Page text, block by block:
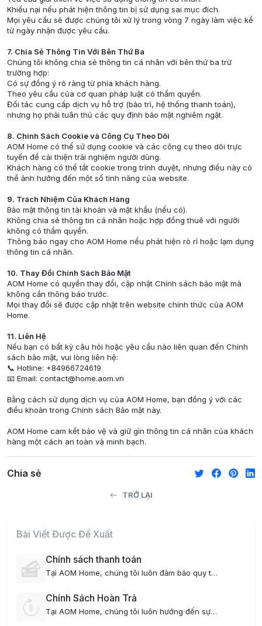
Khiếu nại nếu phát hiện thông tin bị sử dụng sai mục đích.
Mọi yêu cầu sẽ được chúng tôi xử lý trong vòng 7 ngày làm việc kể
từ ngày nhận được yêu cầu.
7. Chia Sẻ Thông Tin Với Bên Thứ Ba
Chúng tôi không chia sẻ thông tin cá nhân với bên thứ ba trừ
trường hợp:
Có sự đồng ý rõ ràng từ phía khách hàng.
Theo yêu cầu của cơ quan pháp luật có thẩm quyền.
Đối tác cung cấp dịch vụ hỗ trợ (bảo trì, hệ thống thanh toán),
nhưng họ phải tuân thủ các quy định bảo mật nghiêm ngặt.
8. Chính Sách Cookie và Công Cụ Theo Dõi
AOM Home có thể sử dụng cookie và các công cụ theo dõi trực
tuyến để cải thiện trải nghiệm người dùng.
Khách hàng có thể tắt cookie trong trình duyệt, nhưng điều này có
thể ảnh hưởng đến một số tính năng của website.
9. Trách Nhiệm Của Khách Hàng
Bảo mật thông tin tài khoản và mật khẩu (nếu có).
Không chia sẻ thông tin cá nhân hoặc hợp đồng thuê với người
không có thẩm quyền.
Thông báo ngay cho AOM Home nếu phát hiện rò rỉ hoặc lạm dụng
thông tin cá nhân.
10. Thay Đổi Chính Sách Bảo Mật
AOM Home có quyền thay đổi, cập nhật Chính sách bảo mật mà
không cần thông báo trước.
Mọi thay đổi sẽ được cập nhật trên website chính thức của AOM
Home.
11. Liên Hệ
Nếu bạn có bất kỳ câu hỏi hoặc yêu cầu nào liên quan đến Chính
sách bảo mật, vui lòng liên hệ:
📞 Hotline: +84966724619
📧 Email: contact@home.aom.vn
Bằng cách sử dụng dịch vụ của AOM Home, bạn đồng ý với các
điều khoản trong Chính sách Bảo mật này.
AOM Home cam kết bảo vệ và giữ gìn thông tin cá nhân của khách
hàng một cách an toàn và minh bạch.
Chia sẻ
TRỞ LẠI
Bài Viết Được Đề Xuất
Chính sách thanh toán
Tại AOM Home, chúng tôi luôn đảm bảo quy trình thanh toán minh bạch, linh hoạt và thuận tiện cho tất cả khách hàng. Dưới đây là chi tiết chính sách thanh toán áp dụng cho dịch vụ thuê căn hộ của chúng tôi:
Chính Sách Hoàn Trả
Tại AOM Home, chúng tôi luôn hướng đến sự minh bạch và công bằng trong mọi chính sách, bao gồm cả chính sách hoàn trả tiền cọc và tiền thuê nhà. Dưới đây là các quy định cụ thể về việc hoàn trả khi khách hàng kết thúc hợp đồng: